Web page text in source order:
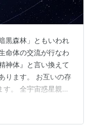
黒森林」ともいわれ
命体の交流が行なわ
神体』と言い換えて
ります。 お互いの存
。 全宇宙惑星親睦
により綿密な調査が
審査会議で『不適